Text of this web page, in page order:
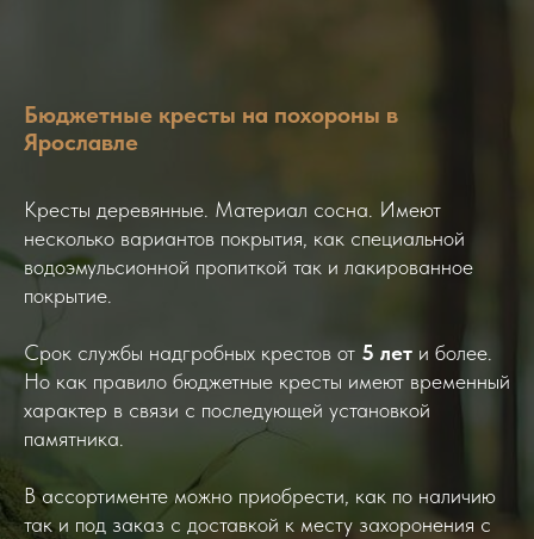
Бюджетные кресты на похороны в
Ярославле
Кресты деревянные. Материал сосна. Имеют
несколько вариантов покрытия, как специальной
водоэмульсионной пропиткой так и лакированное
покрытие.
Срок службы надгробных крестов от 5 лет и более.
Но как правило бюджетные кресты имеют временный
характер в связи с последующей установкой
памятника.
В ассортименте можно приобрести, как по наличию
так и под заказ с доставкой к месту захоронения с